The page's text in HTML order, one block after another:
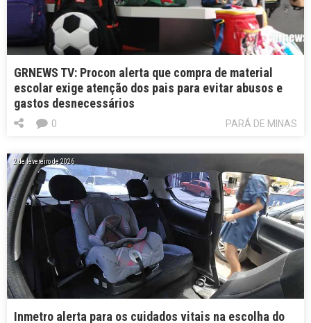
GRNEWS TV: Procon alerta que compra de material
escolar exige atenção dos pais para evitar abusos e
gastos desnecessários
PARÁ DE MINAS
0
2 de fevereiro de 2026
Inmetro alerta para os cuidados vitais na escolha do